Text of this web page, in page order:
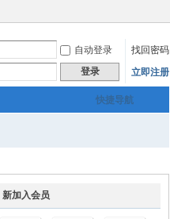
自动登录
找回密码
登录 立即注册
快捷导航
新加入会员